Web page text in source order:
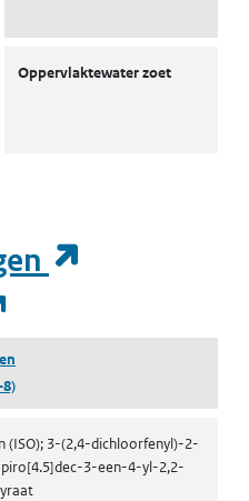
Oppervlaktewater zoet
(ISO); 3-(2,4-dichloorfenyl)-2-
3-een-4-yl-2,2-